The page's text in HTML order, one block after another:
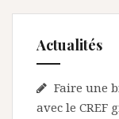
Actualités
Faire une
avec le CREF